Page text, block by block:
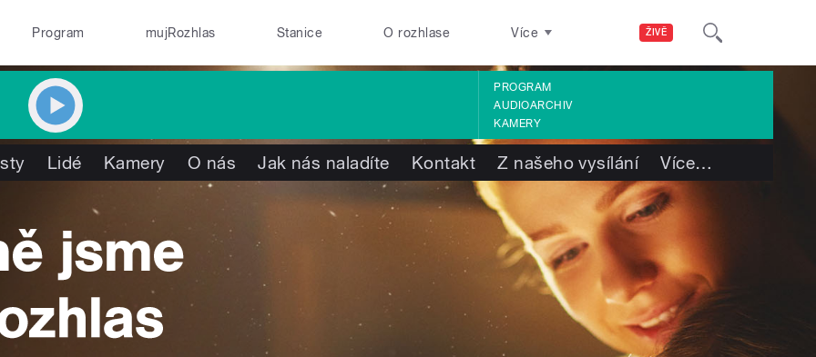
ŽIVĚ
Program mujRozhlas Stanice O rozhlase Více
PROGRAM
AUDIOARCHIV
KAMERY
Lidé Kamery O nás Jak nás naladíte Kontakt Z našeho vysílání Více…